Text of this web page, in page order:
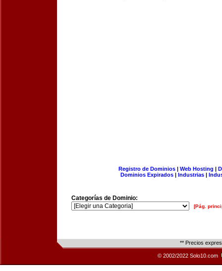
Registro de Dominios| Web Hosting |
Dominios Expirados | Industrias |
Categorías de Dominio:
[Pág.
** Precios
© 2002/2022 Solo10.com